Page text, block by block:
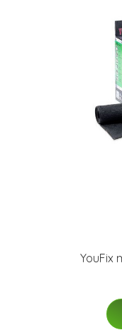
YouFix